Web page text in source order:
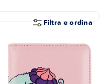
Filtra e ordina